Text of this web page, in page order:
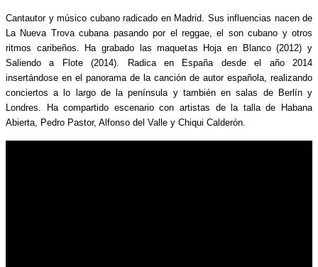
Cantautor y músico cubano radicado en Madrid. Sus influencias nacen de
La Nueva Trova cubana pasando por el reggae, el son cubano y otros
ritmos caribeños. Ha grabado las maquetas Hoja en Blanco (2012) y
Saliendo a Flote (2014). Radica en España desde el año 2014
insertándose en el panorama de la canción de autor española, realizando
conciertos a lo largo de la península y también en salas de Berlín y
Londres. Ha compartido escenario con artistas de la talla de Habana
Abierta, Pedro Pastor, Alfonso del Valle y Chiqui Calderón.